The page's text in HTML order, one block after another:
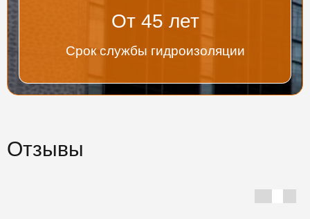
От 45 лет
Срок службы гидроизоляции
Отзывы